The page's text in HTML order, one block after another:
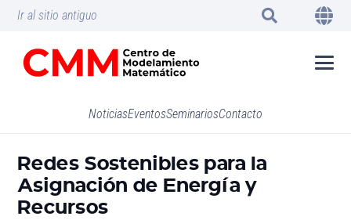
Ir al sitio antiguo
NoticiasEventosSeminariosContacto
Redes Sostenibles para la
Asignación de Energía y
Recursos